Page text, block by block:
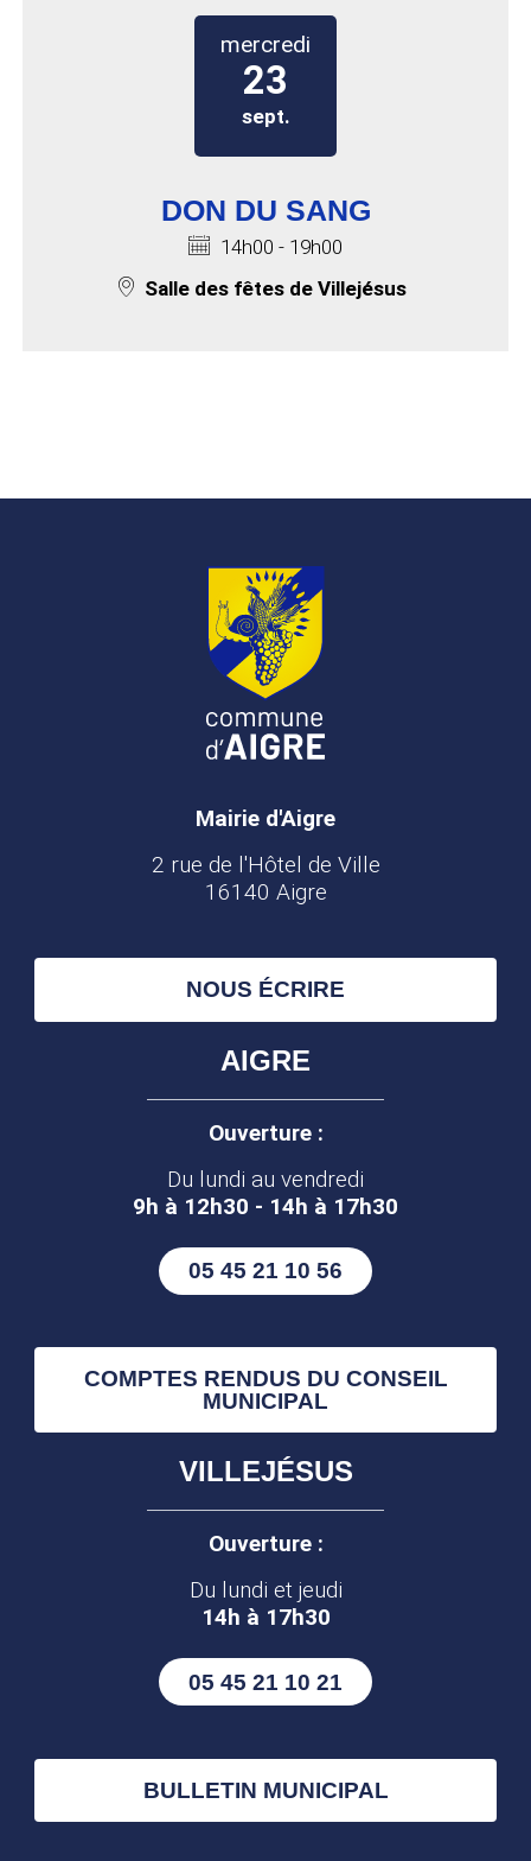
mercredi 23 septembre 2026
mercredi
23
sept.
DON DU SANG
Horaires :
14h00 - 19h00
Lieu de l'événement :
Salle des fêtes de Villejésus
Mairie d'Aigre
2 rue de l'Hôtel de Ville
16140 Aigre
NOUS ÉCRIRE
AIGRE
Ouverture :
Du lundi au vendredi
9h à 12h30 - 14h à 17h30
05 45 21 10 56
COMPTES RENDUS DU CONSEIL
MUNICIPAL
VILLEJÉSUS
Ouverture :
Du lundi et jeudi
14h à 17h30
05 45 21 10 21
BULLETIN MUNICIPAL